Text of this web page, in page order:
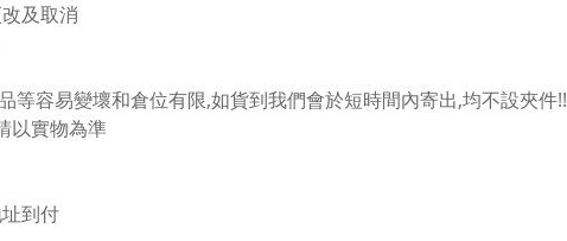
及取消
等容易變壞和倉位有限,如貨到我們會於短時間內寄出,均不設夾件!!
以實物為準
到付